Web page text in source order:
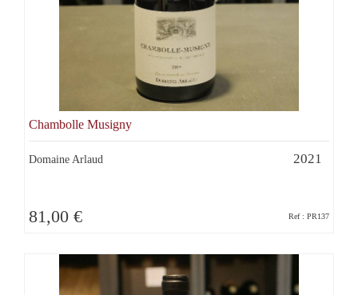
Chambolle Musigny
Domaine Arlaud 2021
81,00 € Ref : PR137